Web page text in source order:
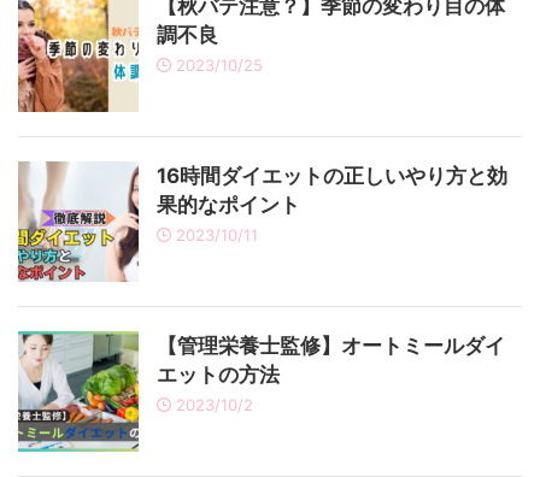
【秋バテ注意？】季節の変わり目の体
調不良
2023/10/25
16時間ダイエットの正しいやり方と効
果的なポイント
2023/10/11
【管理栄養士監修】オートミールダイ
エットの方法
2023/10/2